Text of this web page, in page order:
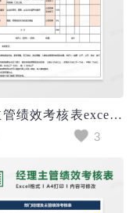
人事主管绩效考核表excel模版
3